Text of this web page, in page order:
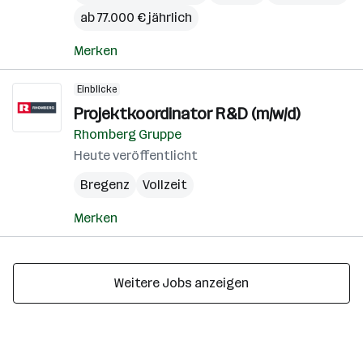
ab 77.000 € jährlich
Merken
Einblicke
Projektkoordinator R&D (m/w/d)
Rhomberg Gruppe
Heute veröffentlicht
Bregenz
Vollzeit
Merken
Weitere Jobs anzeigen